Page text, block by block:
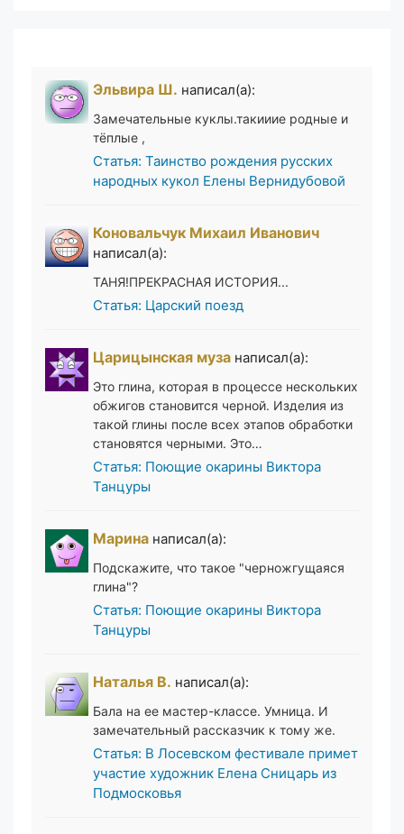
Эльвира Ш. написал(а):
Замечательные куклы.такииие родные и
тёплые ,
Статья: Таинство рождения русских
народных кукол Елены Вернидубовой
Коновальчук Михаил Иванович
написал(а):
ТАНЯ!ПРЕКРАСНАЯ ИСТОРИЯ...
Статья: Царский поезд
Царицынская муза написал(а):
Это глина, которая в процессе нескольких
обжигов становится черной. Изделия из
такой глины после всех этапов обработки
становятся черными. Это…
Статья: Поющие окарины Виктора
Танцуры
Марина написал(а):
Подскажите, что такое "черножгущаяся
глина"?
Статья: Поющие окарины Виктора
Танцуры
Наталья В. написал(а):
Бала на ее мастер-классе. Умница. И
замечательный рассказчик к тому же.
Статья: В Лосевском фестивале примет
участие художник Елена Сницарь из
Подмосковья